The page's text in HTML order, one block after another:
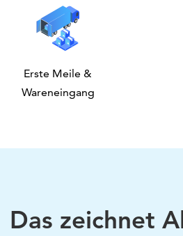
Erste Meile &
Wareneingang
Das zeichnet